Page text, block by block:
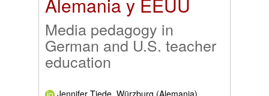
Media pedagogy in
German and U.S. teacher
education
Jennifer Tiede, Würzburg (Alemania)